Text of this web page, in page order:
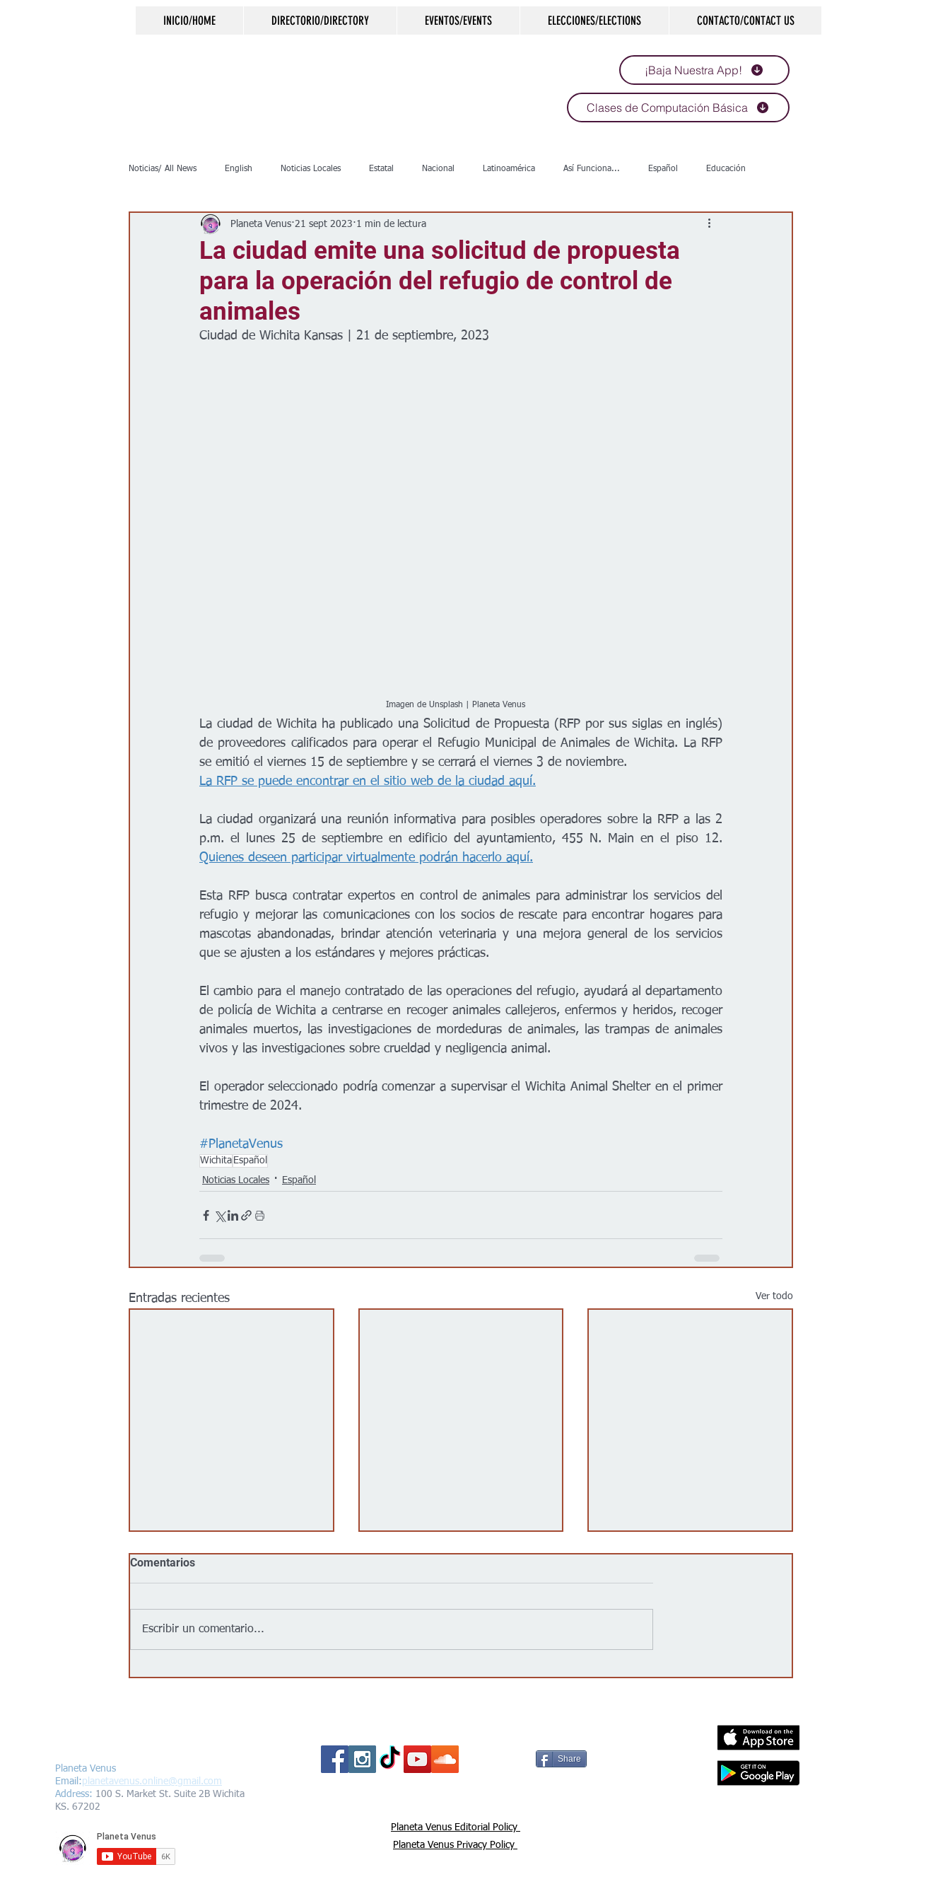
INICIO/HOME DIRECTORIO/DIRECTORY EVENTOS/EVENTS ELECCIONES/ELECTIONS CONTACTO/CONTACT US
¡Baja Nuestra App!
Clases de Computación Básica
Noticias/ All News English Noticias Locales Estatal Nacional Latinoamérica Así Funciona... Español Educación
Inmigración Crimen Negocios Salud Arte & Cultura
Clima Vivienda Escuelas Calles Desamparados Carreteras Comunidad Historias que inspiran
Espectáculos
La ciudad emite una solicitud de propuesta
para la operación del refugio de control de
animales
Planeta Venus 21 sept 2023 1 min de lectura
Ciudad de Wichita Kansas | 21 de septiembre, 2023
Imagen de Unsplash | Planeta Venus
La ciudad de Wichita ha publicado una Solicitud de Propuesta (RFP por sus siglas en inglés)
de proveedores calificados para operar el Refugio Municipal de Animales de Wichita. La RFP
se emitió el viernes 15 de septiembre y se cerrará el viernes 3 de noviembre.
La RFP se puede encontrar en el sitio web de la ciudad aquí.
La ciudad organizará una reunión informativa para posibles operadores sobre la RFP a las 2
Quienes deseen participar virtualmente podrán hacerlo aquí.
Esta RFP busca contratar expertos en control de animales para administrar los servicios del
refugio y mejorar las comunicaciones con los socios de rescate para encontrar hogares para
mascotas abandonadas, brindar atención veterinaria y una mejora general de los servicios
que se ajusten a los estándares y mejores prácticas.
El cambio para el manejo contratado de las operaciones del refugio, ayudará al departamento
de policía de Wichita a centrarse en recoger animales callejeros, enfermos y heridos, recoger
animales muertos, las investigaciones de mordeduras de animales, las trampas de animales
vivos y las investigaciones sobre crueldad y negligencia animal.
El operador seleccionado podría comenzar a supervisar el Wichita Animal Shelter en el primer
trimestre de 2024.
#PlanetaVenus
Wichita Español
Noticias Locales
Español
Entradas recientes Ver todo
Comentarios
Escribir un comentario...
Planeta Venus
Email:planetavenus.online@gmail.com
Address: 100 S. Market St. Suite 2B Wichita
KS. 67202
Share
Planeta Venus Privacy Policy
Planeta Venus Editorial Policy